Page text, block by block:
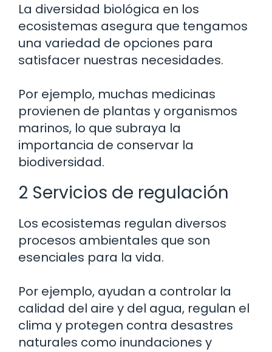
La diversidad biológica en los
ecosistemas asegura que tengamos
una variedad de opciones para
satisfacer nuestras necesidades.
Por ejemplo, muchas medicinas
provienen de plantas y organismos
marinos, lo que subraya la
importancia de conservar la
biodiversidad.
2 Servicios de regulación
Los ecosistemas regulan diversos
procesos ambientales que son
esenciales para la vida.
Por ejemplo, ayudan a controlar la
calidad del aire y del agua, regulan el
clima y protegen contra desastres
naturales como inundaciones y